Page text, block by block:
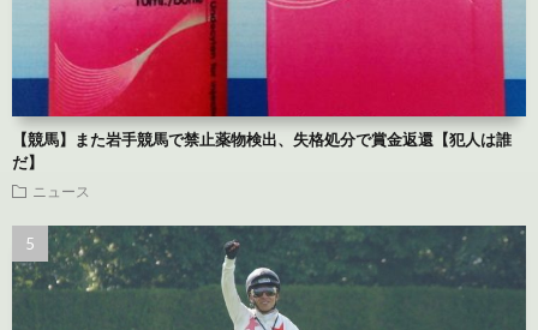
【競馬】また岩手競馬で禁止薬物検出、失格処分で賞金返還【犯人は誰
だ】
ニュース